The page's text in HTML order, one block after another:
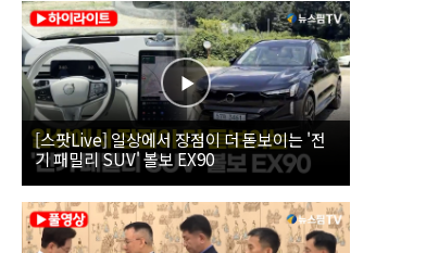
[스팟Live] 일상에서 장점이 더 돋보이는 '전
기 패밀리 SUV' 볼보 EX90